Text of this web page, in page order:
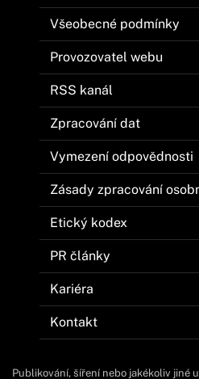
Všeobecné podmínky
Provozovatel webu
RSS kanál
Zpracování dat
Vymezení odpovědnosti
Zásady zpracování
Etický kodex
PR články
Kariéra
Kontakt
Publikování, šíření nebo jakékoliv jiné